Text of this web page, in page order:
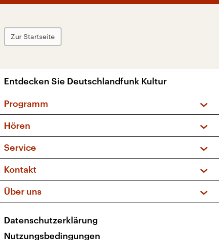
Zur Startseite
Entdecken Sie Deutschlandfunk Kultur
Programm
Sendungen und Podcasts
Musikliste
Kakadu – Das Kinderprogramm
Hören
Frequenzen (UKW + DAB+)
Service
FAQ
Apps
Newsletter
Kontakt
Social Media
Über uns
Presse
Datenschutzerklärung
Nutzungsbedingungen